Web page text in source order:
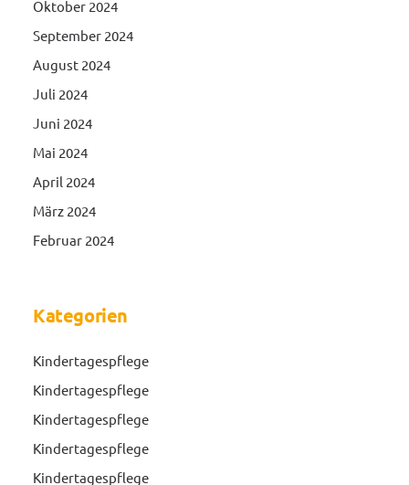
Oktober 2024
September 2024
August 2024
Juli 2024
Juni 2024
Mai 2024
April 2024
März 2024
Februar 2024
Kategorien
Kindertagespflege
Kindertagespflege
Kindertagespflege
Kindertagespflege
Kindertagespflege